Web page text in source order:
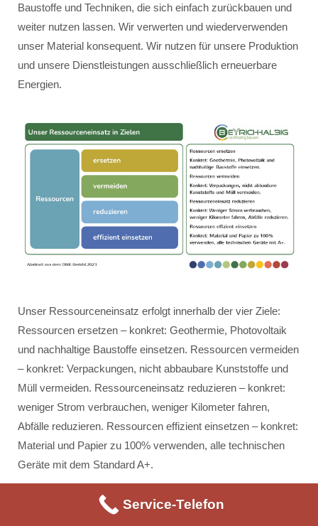
Baustoffe und Techniken, die sich einfach zurückbauen und
weiter nutzen lassen. Wir verwerten und wiederverwenden
unser Material konsequent. Wir nutzen für unsere Produktion
und unsere Dienstleistungen ausschließlich erneuerbare
Energien.
Unser Ressourceneinsatz erfolgt innerhalb der vier Ziele:
Ressourcen ersetzen – konkret: Geothermie, Photovoltaik
und nachhaltige Baustoffe einsetzen. Ressourcen vermeiden
– konkret: Verpackungen, nicht abbaubare Kunststoffe und
Müll vermeiden. Ressourceneinsatz reduzieren – konkret:
weniger Strom verbrauchen, weniger Kilometer fahren,
Abfälle reduzieren. Ressourcen effizient einsetzen – konkret:
Material und Papier zu 100% verwenden, alle technischen
Geräte mit dem Standard A+.
Service-Telefon